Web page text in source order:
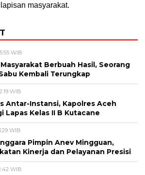
masyarakat.
WIB
Berbuah Hasil, Seorang
Kembali Terungkap
WIB
Antar-Instansi, Kapolres Aceh
Lapas Kelas II B Kutacane
WIB
Pimpin Anev Mingguan,
Kinerja dan Pelayanan Presisi
WIB